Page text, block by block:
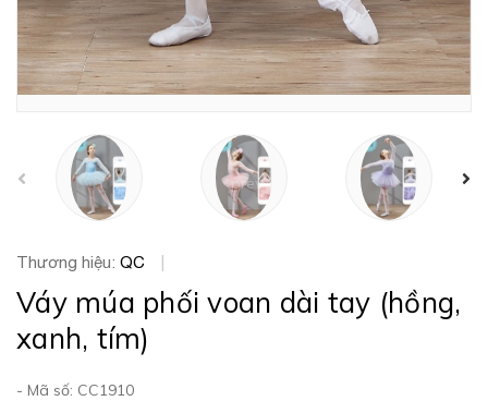
prev
Thương hiệu: QC
Váy múa phối voan dài tay (hồng,
xanh, tím)
- Mã số: CC1910